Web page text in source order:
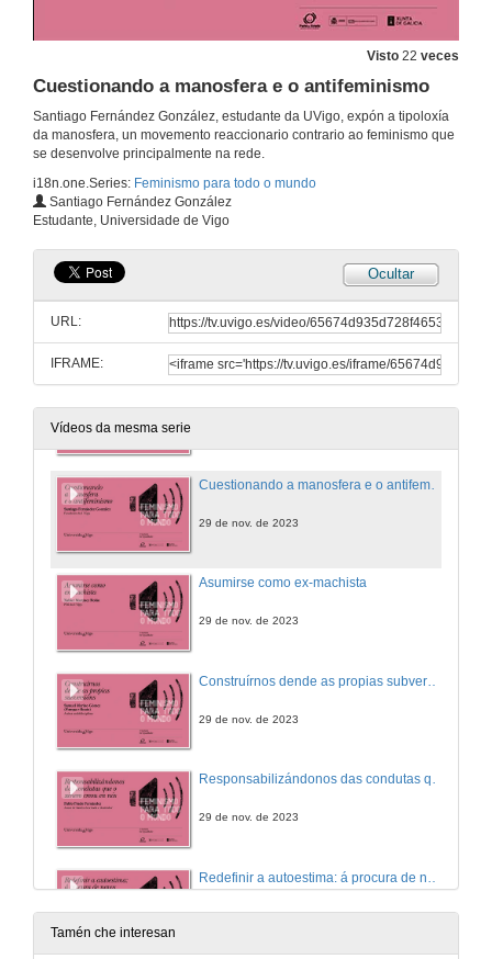
Visto 22 veces
Cuestionando a manosfera e o antifeminismo
Santiago Fernández González, estudante da UVigo, expón a tipoloxía
da manosfera, un movemento reaccionario contrario ao feminismo que
se desenvolve principalmente na rede.
i18n.one.Series: Feminismo para todo o mundo
Santiago Fernández González
Estudante, Universidade de Vigo
Ocultar
URL:
IFRAME:
Vídeos da mesma serie
29 de nov. de 2023
Por un novo contrato social. Contra o imperio do patriarcado
29 de nov. de 2023
Cal é o papel dos homes na loita pola igualdade?
29 de nov. de 2023
Asumirse como ex-machista
29 de nov. de 2023
29 de nov. de 2023
Responsabilizándonos das condutas que o xénero creou en nós
29 de nov. de 2023
29 de nov. de 2023
Tamén che interesan